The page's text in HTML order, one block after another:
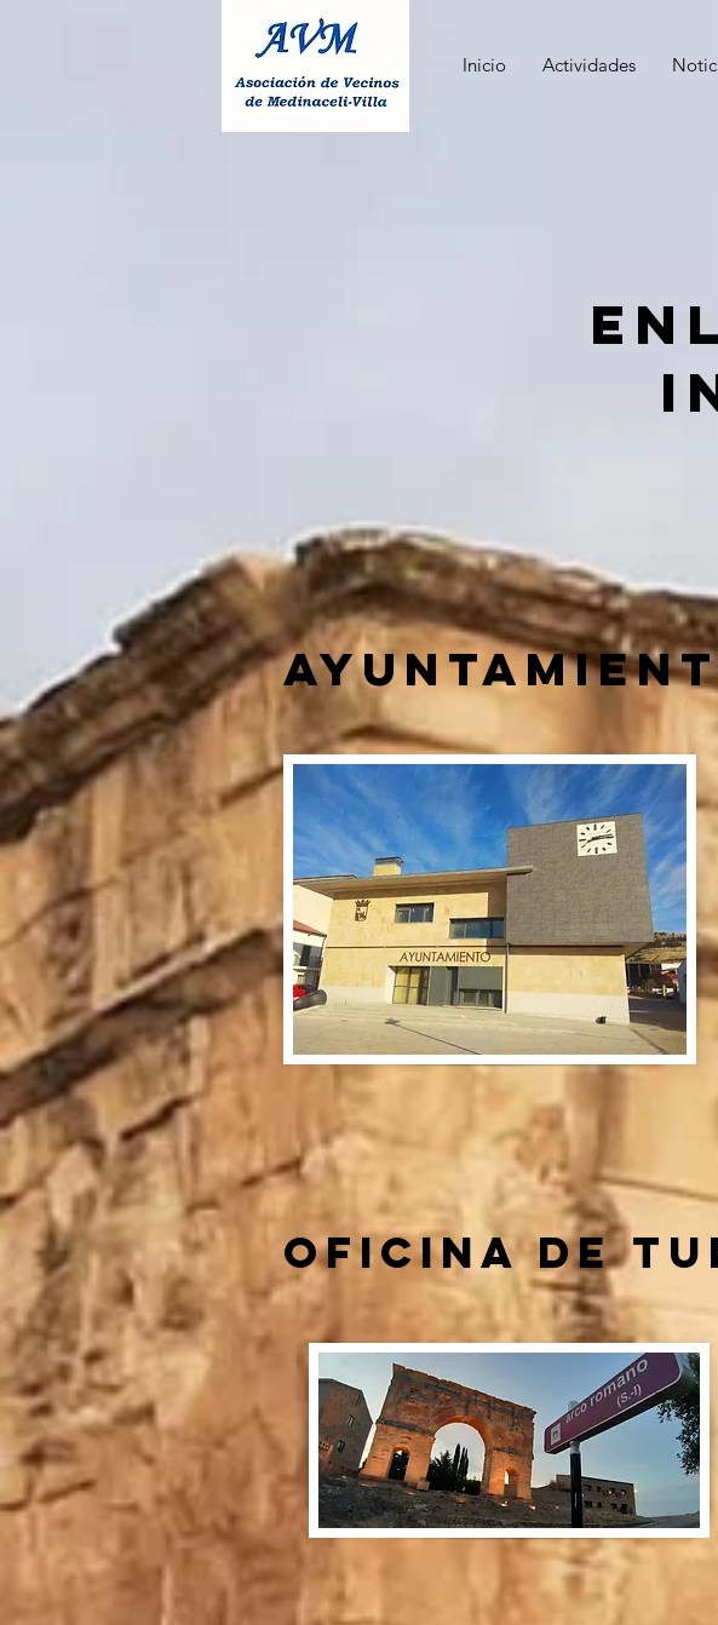
Inicio Actividades
Oficina de